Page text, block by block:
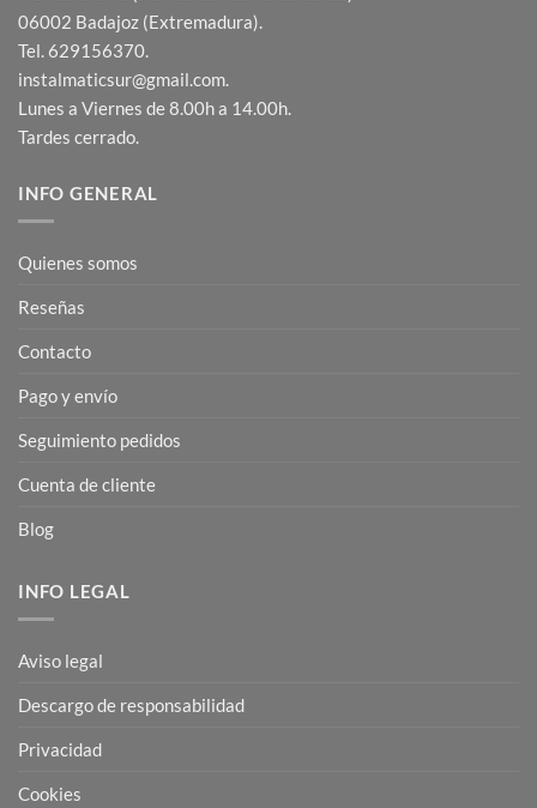
06002 Badajoz (Extremadura).
Tel. 629156370.
instalmaticsur@gmail.com.
Lunes a Viernes de 8.00h a 14.00h.
Tardes cerrado.
INFO GENERAL
Quienes somos
Reseñas
Contacto
Pago y envío
Seguimiento pedidos
Cuenta de cliente
Blog
INFO LEGAL
Aviso legal
Descargo de responsabilidad
Privacidad
Cookies